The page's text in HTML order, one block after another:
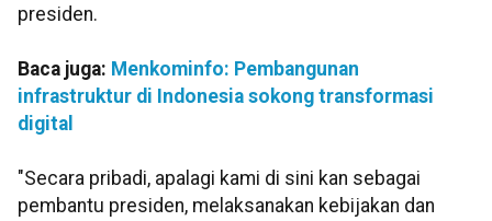
presiden.
Baca juga: Menkominfo: Pembangunan
infrastruktur di Indonesia sokong transformasi
digital
"Secara pribadi, apalagi kami di sini kan sebagai
pembantu presiden, melaksanakan kebijakan dan